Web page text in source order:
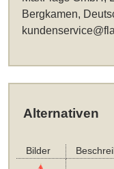
Bergkamen,
Alternativen
Bilder